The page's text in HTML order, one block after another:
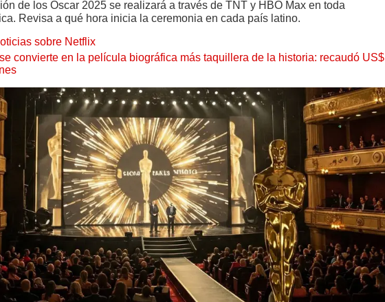
de los Oscar 2025 se realizará a través de TNT y HBO Max en toda
Revisa a qué hora inicia la ceremonia en cada país latino.
sobre Netflix
convierte en la película biográfica más taquillera de la historia: recaudó US$